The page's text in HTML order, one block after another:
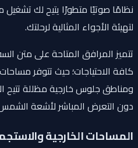
نظامًا صوتيًا متطورًا يتيح لك تشغيل
لتهيئة الأجواء المثالية لرحلتك.
تتميز المرافق المتاحة على متن
كافة الاحتياجات؛ حيث تتوفر
ومناطق جلوس خارجية مظللة تتيح
دون التعرض المباشر لأشعة الشمس.
المساحات الخارجية